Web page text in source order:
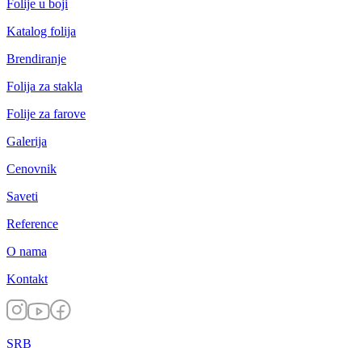
Folije u boji
Katalog folija
Brendiranje
Folija za stakla
Folije za farove
Galerija
Cenovnik
Saveti
Reference
O nama
Kontakt
SRB